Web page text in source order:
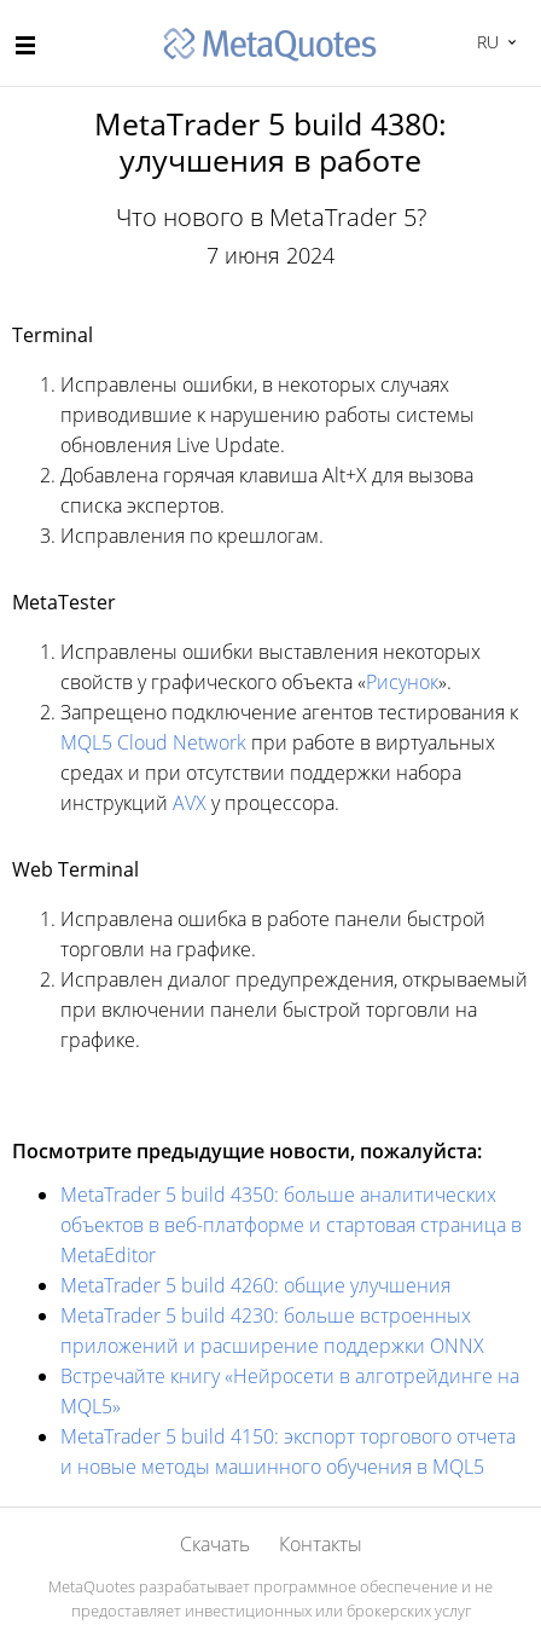
RU
MetaTrader 5 build 4380:
улучшения в работе
Что нового в MetaTrader 5?
7 июня 2024
Terminal
Исправлены ошибки, в некоторых случаях
приводившие к нарушению работы системы
обновления Live Update.
Добавлена горячая клавиша Alt+X для вызова
списка экспертов.
Исправления по крешлогам.
MetaTester
Исправлены ошибки выставления некоторых
свойств у графического объекта «Рисунок».
Запрещено подключение агентов тестирования к
MQL5 Cloud Network при работе в виртуальных
средах и при отсутствии поддержки набора
инструкций AVXу процессора.
Web Terminal
Исправлена ошибка в работе панели быстрой
торговли на графике.
Исправлен диалог предупреждения, открываемый
при включении панели быстрой торговли на
графике.
Посмотрите предыдущие новости, пожалуйста:
MetaTrader 5 build 4350: больше аналитических
объектов в веб-платформе и стартовая страница в
MetaEditor
MetaTrader 5 build 4260: общие улучшения
MetaTrader 5 build 4230: больше встроенных
приложений и расширение поддержки ONNX
Встречайте книгу «Нейросети в алготрейдинге на
MQL5»
MetaTrader 5 build 4150: экспорт торгового отчета
и новые методы машинного обучения в MQL5
Скачать Контакты
MetaQuotes разрабатывает программное обеспечение и не
предоставляет инвестиционных или брокерских услуг